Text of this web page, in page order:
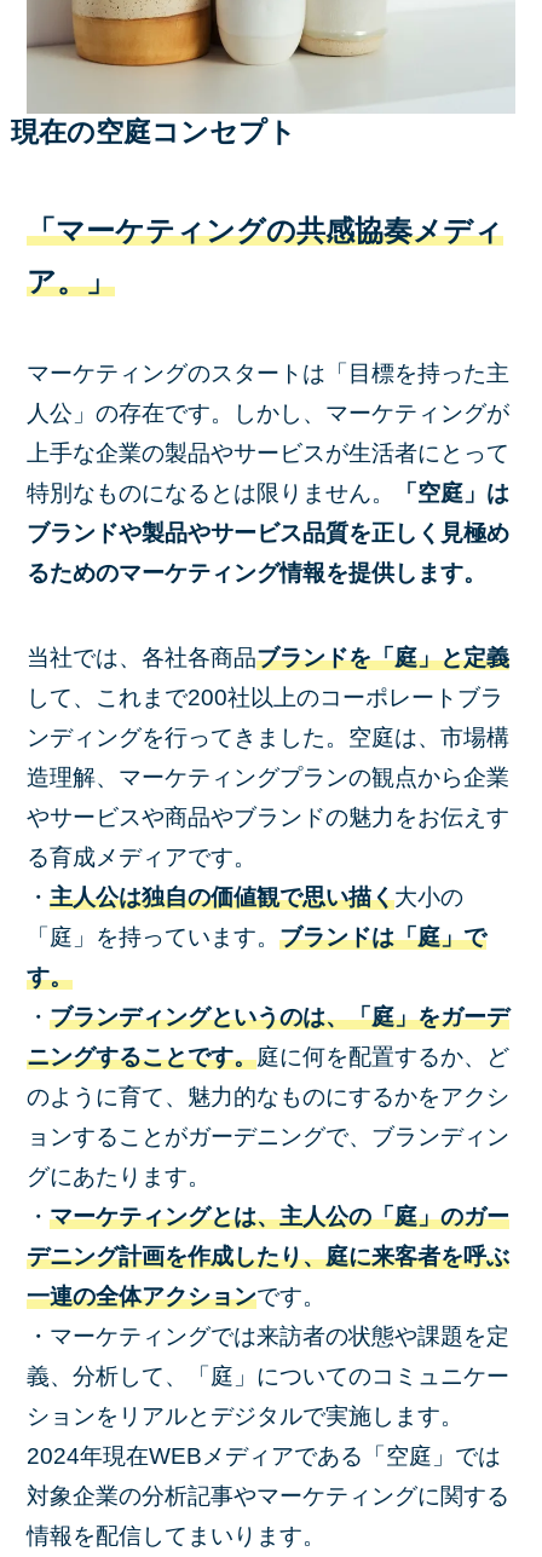
現在の空庭コンセプト
「マーケティングの共感協奏メディ
ア。」
マーケティングのスタートは「目標を持った主
人公」の存在です。しかし、 マーケティングが
上手な企業の製品やサービスが生活者にとって
特別なものになるとは限りません。
「空庭」は
ブランドや製品やサービス品質を正しく見極め
るためのマーケティング情報を提供します。
当社では、各社各商品ブランドを「庭」と定義
して、これまで200社以上のコーポレートブラ
ンディングを行ってきました。空庭は、市場構
造理解、マーケティングプランの観点から企業
やサービスや商品やブランドの魅力をお伝えす
る育成メディアです。
・主人公は独自の価値観で思い描く大小の
「庭」を持っています。ブランドは「庭」で
す。
・ブランディングというのは、「庭」をガーデ
ニングすることです。庭に何を配置するか、ど
のように育て、魅力的なものにするかをアクシ
ョンすることがガーデニングで、ブランディン
グにあたります。
・マーケティングとは、主人公の「庭」のガー
デニング計画を作成したり、庭に来客者を呼ぶ
一連の全体アクションです。
・マーケティングでは来訪者の状態や課題を定
義、分析して、「庭」についてのコミュニケー
ションをリアルとデジタルで実施します。
2024年現在WEBメディアである「空庭」では
対象企業の分析記事やマーケティングに関する
情報を配信してまいります。